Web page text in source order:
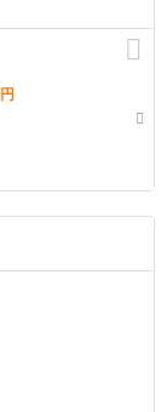
円